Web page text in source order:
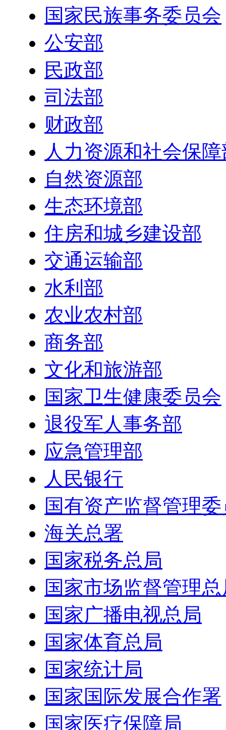
国家民族事务委员会
公安部
民政部
司法部
财政部
人力资源和社会保
自然资源部
生态环境部
住房和城乡建设部
交通运输部
水利部
农业农村部
商务部
文化和旅游部
国家卫生健康委员会
退役军人事务部
应急管理部
人民银行
国有资产监督管理
海关总署
国家税务总局
国家市场监督管理
国家广播电视总局
国家体育总局
国家统计局
国家国际发展合作署
国家医疗保障局